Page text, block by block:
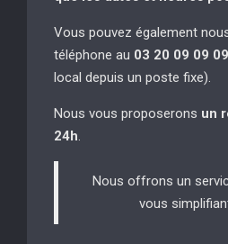
Vous pouvez également
téléphone au 03 20 09 09 09
local depuis un poste fixe).
Nous vous proposerons un
24h.
Nous offrons un
vous